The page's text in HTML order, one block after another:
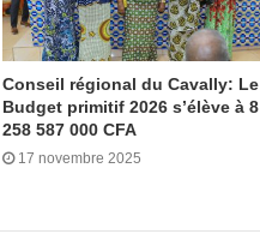
Conseil régional du Cavally: Le
Budget primitif 2026 s’élève à 8
258 587 000 CFA
17 novembre 2025